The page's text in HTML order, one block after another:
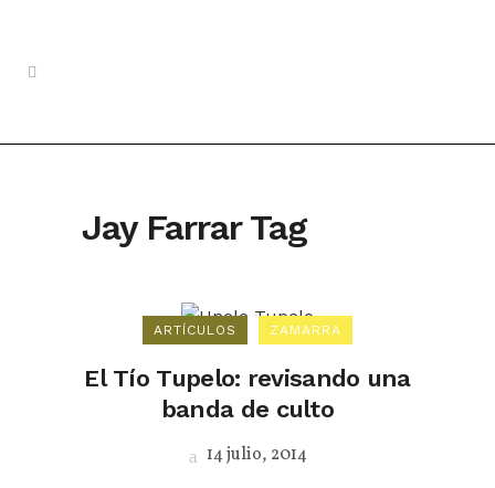
Jay Farrar Tag
ARTÍCULOS ZAMARRA
El Tío Tupelo: revisando una
banda de culto
14 julio, 2014